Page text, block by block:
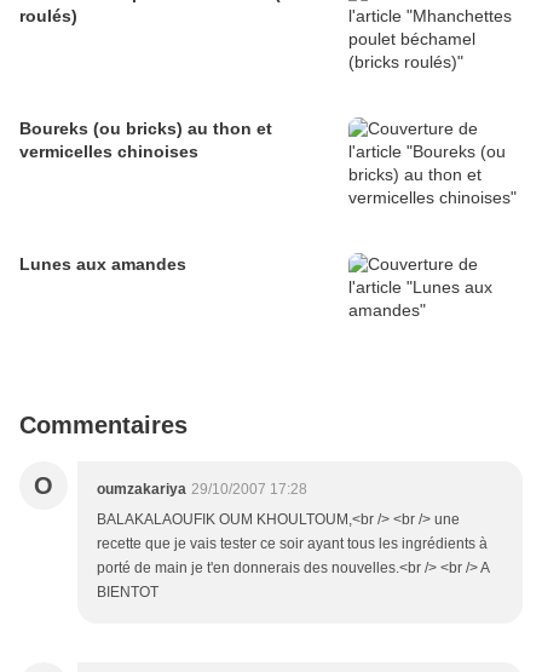
roulés)
Boureks (ou bricks) au thon et
vermicelles chinoises
Lunes aux amandes
Commentaires
O oumzakariya 29/10/2007 17:28
BALAKALAOUFIK OUM KHOULTOUM,<br /> <br /> une
recette que je vais tester ce soir ayant tous les ingrédients à
porté de main je t'en donnerais des nouvelles.<br /> <br /> A
BIENTOT